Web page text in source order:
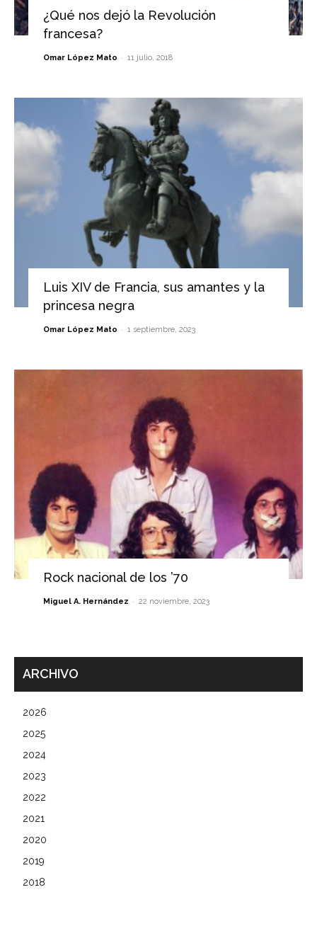
¿Qué nos dejó la Revolución
francesa?
Omar López Mato - 11 julio, 2018
Luis XIV de Francia, sus amantes y la
princesa negra
Omar López Mato - 1 septiembre, 2023
Rock nacional de los ’70
Miguel A. Hernández - 22 noviembre, 2023
ARCHIVO
2026
2025
2024
2023
2022
2021
2020
2019
2018